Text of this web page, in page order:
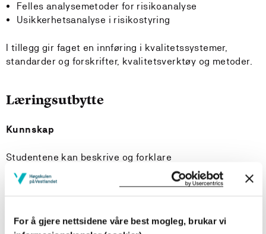
For å gjere nettsidene våre best mogleg, brukar vi
Felles analysemetoder for risikoanalyse
Usikkerhetsanalyse i risikostyring
I tillegg gir faget en innføring i kvalitetssystemer,
standarder og forskrifter, kvalitetsverktøy og metoder.
Læringsutbytte
Kunnskap
Studentene kan beskrive og forklare
Hva risiko- og risikostyringskomponenter er
sammenheng med risikostyring